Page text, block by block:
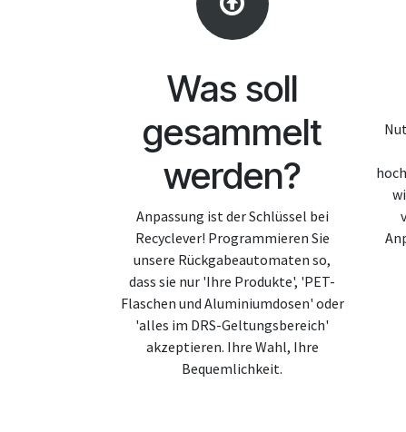
Was soll
gesammelt
werden?
Anpassung ist der Schlüssel bei
Recyclever! Programmieren Sie
unsere Rückgabeautomaten so,
dass sie nur 'Ihre Produkte', 'PET-
Flaschen und Aluminiumdosen' oder
'alles im DRS-Geltungsbereich'
akzeptieren. Ihre Wahl, Ihre
Bequemlichkeit.